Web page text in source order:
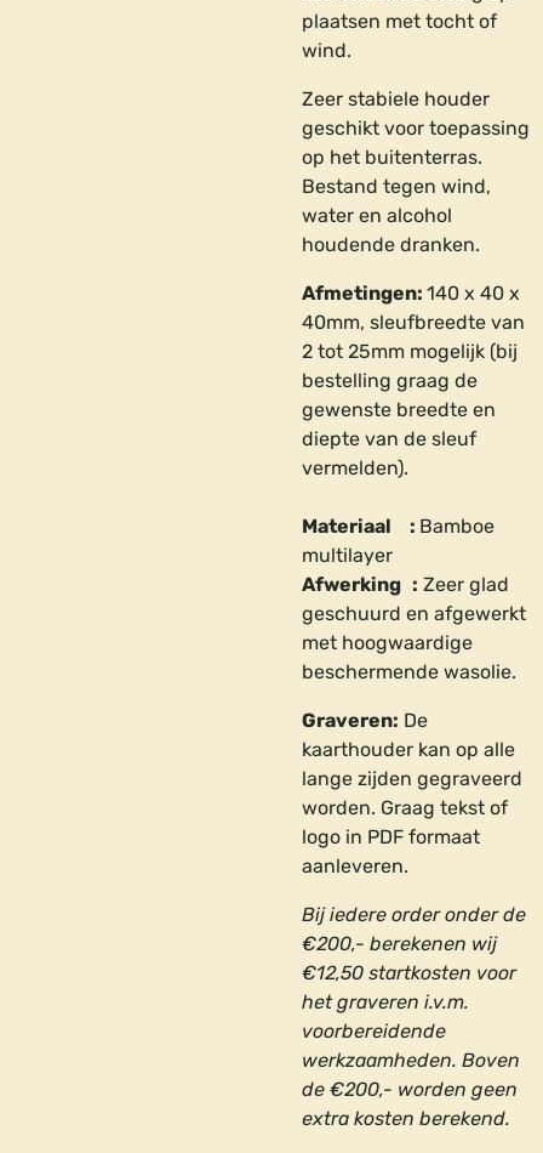
plaatsen met tocht of
wind.
Zeer stabiele houder
geschikt voor toepassing
op het buitenterras.
Bestand tegen wind,
water en alcohol
houdende dranken.
Afmetingen: 140 x 40 x
40mm, sleufbreedte van
2 tot 25mm mogelijk (bij
bestelling graag de
gewenste breedte en
diepte van de sleuf
vermelden).
Materiaal : Bamboe
multilayer
Afwerking : Zeer glad
geschuurd en afgewerkt
met hoogwaardige
beschermende wasolie.
Graveren: De
kaarthouder kan op alle
lange zijden gegraveerd
worden. Graag tekst of
logo in PDF formaat
aanleveren.
Bij iedere order onder de
€200,- berekenen wij
€12,50 startkosten voor
het graveren i.v.m.
voorbereidende
werkzaamheden. Boven
de €200,- worden geen
extra kosten berekend.